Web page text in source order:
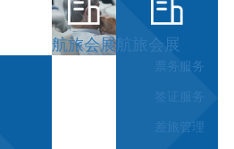
航旅会展航旅会展
票务服务
签证服务
差旅管理